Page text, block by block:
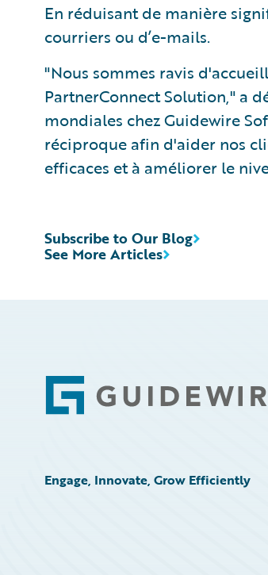
En réduisant de manière
courriers ou d’e-mails.
"Nous sommes ravis
PartnerConnect Solution," a
mondiales chez Guidewire
réciproque afin d'aider nos
efficaces et à améliorer le
See More Articles
Subscribe to Our Blog
Footer
Engage, Innovate, Grow Efficiently